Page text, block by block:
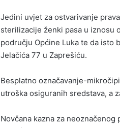
Jedini uvjet za ostvarivanje
sterilizacije ženki pasa u iznosu
području Općine Luka te da isto
Jelačića 77 u Zaprešiću.
Besplatno označavanje-
utroška osiguranih sredstava, a
Novčana kazna za neoznačenog